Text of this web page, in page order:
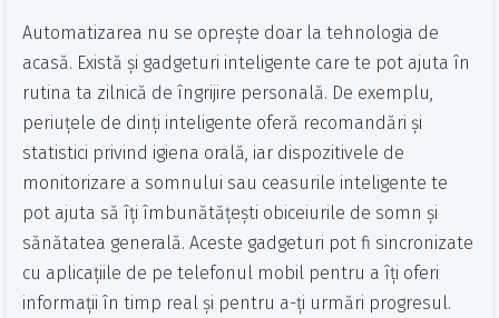
Automatizarea nu se oprește doar la tehnologia de
acasă. Există și gadgeturi inteligente care te pot ajuta în
rutina ta zilnică de îngrijire personală. De exemplu,
periuțele de dinți inteligente oferă recomandări și
statistici privind igiena orală, iar dispozitivele de
monitorizare a somnului sau ceasurile inteligente te
pot ajuta să îți îmbunătățești obiceiurile de somn și
sănătatea generală. Aceste gadgeturi pot fi sincronizate
cu aplicațiile de pe telefonul mobil pentru a îți oferi
informații în timp real și pentru a-ți urmări progresul.